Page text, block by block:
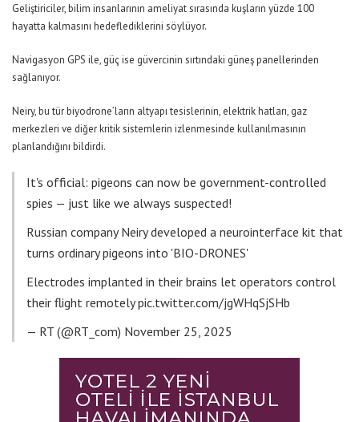
Geliştiriciler, bilim insanlarının ameliyat sırasında kuşların yüzde 100
hayatta kalmasını hedeflediklerini söylüyor.
Navigasyon GPS ile, güç ise güvercinin sırtındaki güneş panellerinden
sağlanıyor.
Neiry, bu tür biyodrone’ların altyapı tesislerinin, elektrik hatları, gaz
merkezleri ve diğer kritik sistemlerin izlenmesinde kullanılmasının
planlandığını bildirdi.
It's official: pigeons can now be government-controlled
spies — just like we always suspected!
Russian company Neiry developed a neurointerface kit that
turns ordinary pigeons into 'BIO-DRONES'
Electrodes implanted in their brains let operators control
their flight remotelypic.twitter.com/jgWHqSjSHb
— RT (@RT_com) November 25, 2025